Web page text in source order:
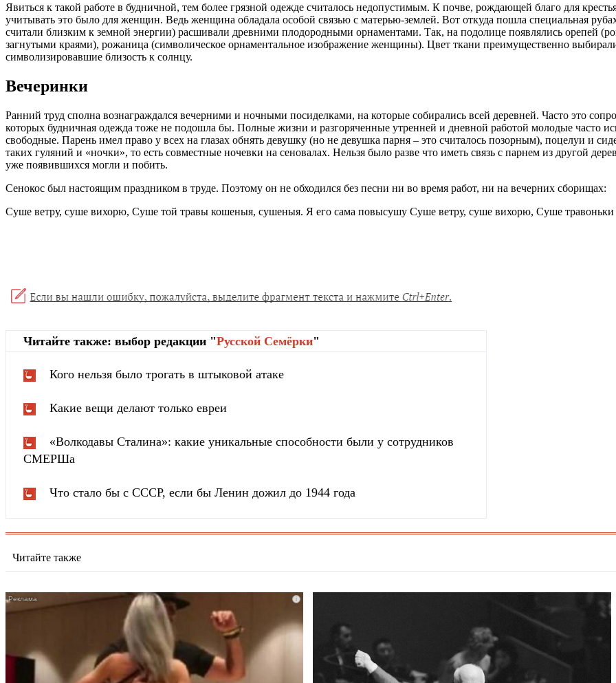
Явиться к такой работе в будничной, тем более грязной одежде считалось недопустимым. К почве, рождающей благо для
учитывать это было для женщин. Ведь женщина обладала особой связью с матерью-землей. Вот откуда пошла специальная
считали близким к земной энергии) расшивали древними плодородными орнаментами. Так, на подолице появлялись орепей
загнутыми краями), рожаница (символическое орнаментальное изображение женщины). Цвет ткани преимущественно
символизировавшие близость к солнцу.
Вечеринки
Ранний труд сполна вознаграждался вечерними и ночными посиделками, на которые собирались всей деревней. Часто это
которых будничная одежда тоже не подошла бы. Полные жизни и разгоряченные утренней и дневной работой молодые часто
свободные. Парень имел право у всех на глазах обнять девушку (но не девушка парня – это считалось позорным), поцелуи и
таких гуляний и «ночки», то есть совместные ночевки на сеновалах. Нельзя было разве что иметь связь с парнем из другой
уже появившихся могли и побить.
Сенокос был настоящим праздником в труде. Поэтому он не обходился без песни ни во время работ, ни на вечерних сборищах:
Суше ветру, суше вихорю, Суше той травы кошеныя, сушеныя. Я его сама повысушу Суше ветру, суше вихорю, Суше
Читайте также: выбор редакции "Русской Cемёрки"
Кого нельзя было трогать в штыковой атаке
Какие вещи делают только евреи
«Волкодавы Сталина»: какие уникальные способности были у сотрудников
СМЕРШа
Что стало бы с СССР, если бы Ленин дожил до 1944 года
Читайте также
i